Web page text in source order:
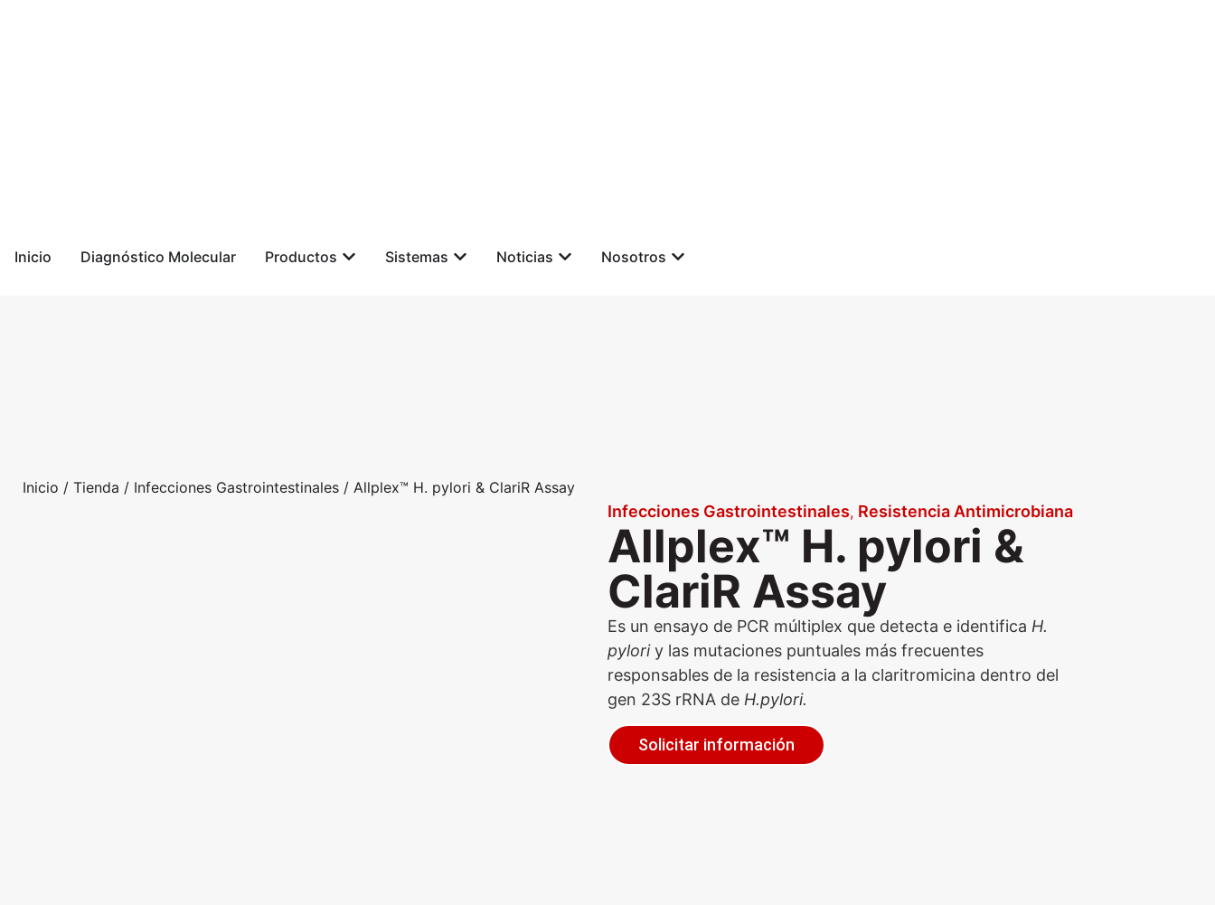
Inicio Diagnóstico Molecular Productos Sistemas Noticias Nosotros
Inicio / Tienda / Infecciones Gastrointestinales / Allplex™ H. pylori & ClariR Assay
Infecciones Gastrointestinales, Resistencia Antimicrobiana
Allplex™ H. pylori &
ClariR Assay
Es un ensayo de PCR múltiplex que detecta e identifica H.
pyloriy las mutaciones puntuales más frecuentes
responsables de la resistencia a la claritromicina dentro del
gen 23S rRNA de H.pylori.
Solicitar información